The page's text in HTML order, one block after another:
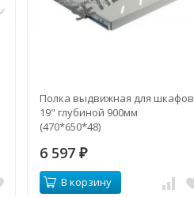
Полка выдвижная для шкафов
19" глубиной 900мм
(470*650*48)
6 597₽
В корзину